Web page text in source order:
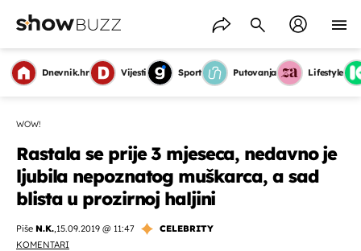
Dnevnik.hr Vijesti Sport Putovanja Lifestyle
WOW!
Rastala se prije 3 mjeseca, nedavno je
ljubila nepoznatog muškarca, a sad
blista u prozirnoj haljini
Piše N.K.,15.09.2019 @ 11:47
CELEBRITY
KOMENTARI